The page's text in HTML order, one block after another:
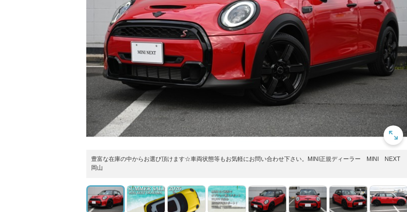
豊富な在庫の中からお選び頂けます☆車両状態等もお気軽にお問い合わせ下さい。MINI正規ディーラー MINI NEXT
岡山